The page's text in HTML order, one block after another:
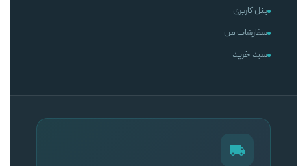
پنل کاربری
سفارشات من
سبد خرید